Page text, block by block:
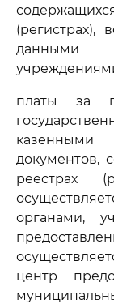
(регистрах),
данными
платы за
документов,
реестрах
органами,
центр